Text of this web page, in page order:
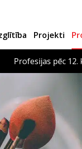
Projekti
Profesijas pēc 12.